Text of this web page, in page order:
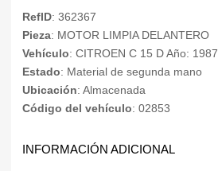
RefID: 362367
Pieza: MOTOR LIMPIA DELANTERO
Vehículo: CITROEN C 15 D Año: 1987
Estado: Material de segunda mano
Ubicación: Almacenada
Código del vehículo: 02853
INFORMACIÓN ADICIONAL